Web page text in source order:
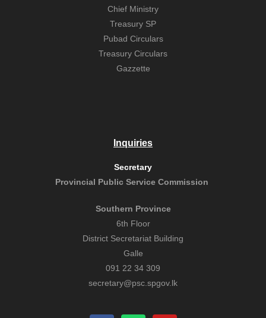
Chief Ministry
Treasury SP
Pubad Circulars
Treasury Circulars
Gazzette
Inquiries
Secretary
Provincial Public Service Commission
Southern Province
6th Floor
District Secretariat Building
Galle
091 22 34 309
secretary@psc.spgov.lk